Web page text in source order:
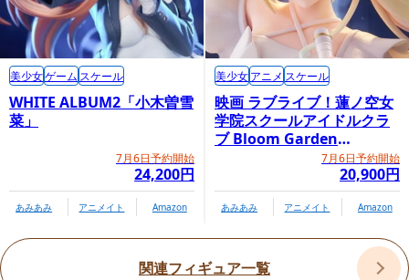
※「レオナルド（別売）」「ミケランジェロ（別売）」「ラフ
ァエロ（別売）」「ドナテロ（別売）」「シュレッダー（別
売）」「ビーバップ（別売）」「ロックステディー（別売）」
と合わせて飾ることができます。
http://www.goodsmile.info/ja/product/6580/
ジェームス・ジーン（James Jean）
WHITE ALBUM2「小木曽雪
菜」
7月6日予約開始
24,200円
美少女ゲーム スケール
あみあみ アニメイト Amazon
映画 ラブライブ！蓮ノ空女
学院スクールアイドルクラ
ブ Bloom Garden
Party「大沢瑠璃乃」7月6日予約開始
20,900円
美少女アニメ スケール
あみあみ アニメイト Amazon
関連フィギュア一覧